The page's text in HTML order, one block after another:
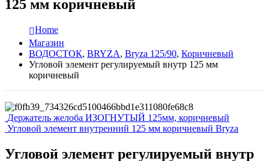
125 мм коричневый
Home
Магазин
ВОДОСТОК, BRYZA, Bryza 125/90, Коричневый
Угловой элемент регулируемый внутр 125 мм
коричневый
Держатель желоба ИЗОГНУТЫЙ 125мм, коричневый
Угловой элемент внутренний 125 мм коричневый Bryza
Угловой элемент регулируемый внутр